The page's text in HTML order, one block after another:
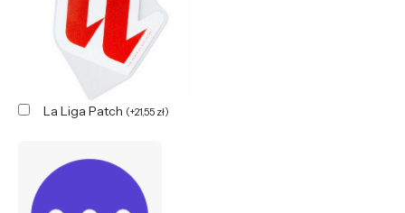
La Liga Patch (+21,55 zł)